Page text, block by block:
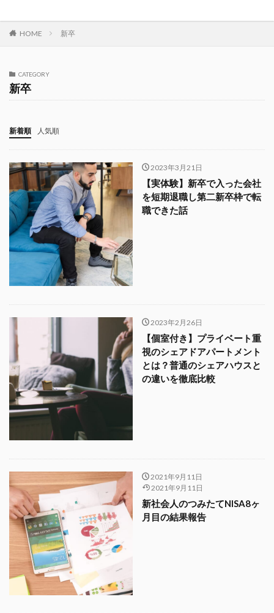
HOME 新卒
CATEGORY
新卒
新着順 人気順
2023年3月21日
【実体験】新卒で入った会社
を短期退職し第二新卒枠で転
職できた話
2023年2月26日
【個室付き】プライベート重
視のシェアドアパートメント
とは？普通のシェアハウスと
の違いを徹底比較
2021年9月11日
2021年9月11日
新社会人のつみたてNISA8ヶ
月目の結果報告